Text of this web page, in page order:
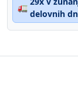
🚛
delovnih